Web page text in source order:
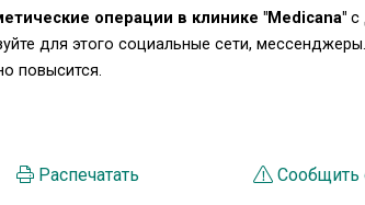
операции в клинике "Medicana" с
для этого социальные сети,
повысится.
Распечатать Сообщить